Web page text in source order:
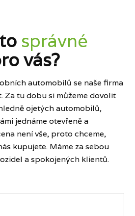
správné
vás?
automobilů se naše firma
Za tu dobu si můžeme dovolit
ojetých automobilů,
jednáme otevřeně a
není vše, proto chceme,
kupujete. Máme za sebou
a spokojených klientů.